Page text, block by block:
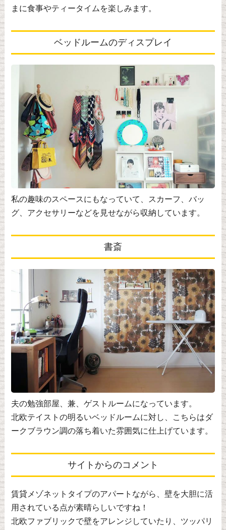
まに食事やティータイムを楽しみます。
ベッドルームのディスプレイ
私の趣味のスペースにもなっていて、スカーフ、バッ
グ、アクセサリーなどを見せながら収納しています。
書斎
夫の勉強部屋、兼、ゲストルームになっています。
北欧テイストの明るいベッドルームに対し、こちらはダ
ークブラウン調の落ち着いた雰囲気に仕上げています。
サイトからのコメント
賃貸メゾネットタイプのアパートながら、壁を大胆に活
用されている点が素晴らしいですね！
北欧ファブリックで壁をアレンジしていたり、ツッパリ